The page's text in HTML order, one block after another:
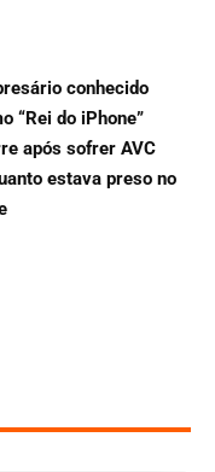
conhecido
“Rei do iPhone”
após sofrer AVC
estava preso no